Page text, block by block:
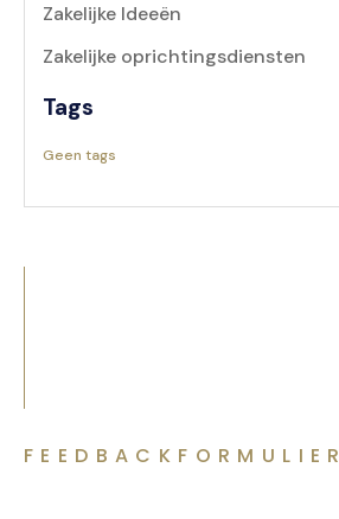
Zakelijke Ideeën
Zakelijke oprichtingsdiensten
Tags
Geen tags
FEEDBACKFORMULIER